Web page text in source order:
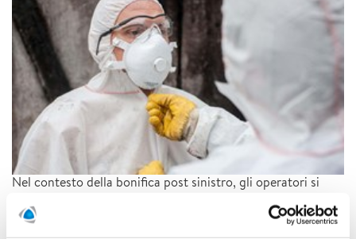
Nel contesto della bonifica post sinistro, gli operatori si
potenzialmente pericolosi causati da eventi che includono
alluvioni, incendi e terremoti. Contaminazioni chimiche e